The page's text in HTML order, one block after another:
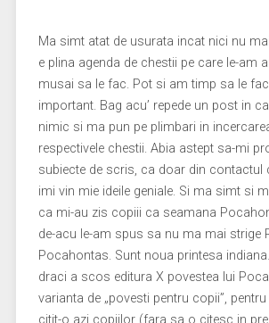
Ma simt atat de usurata incat nici nu
e plina agenda de chestii pe care le-am
musai sa le fac. Pot si am timp sa le
important. Bag acu’ repede un post in
nimic si ma pun pe plimbari in
respectivele chestii. Abia astept sa-mi
subiecte de scris, ca doar din contactul
imi vin mie ideile geniale. Si ma simt si
ca mi-au zis copiii ca seamana
de-acu le-am spus sa nu ma mai strige
Pocahontas. Sunt noua printesa
draci a scos editura X povestea lui
varianta de „povesti pentru copii”,
citit-o azi copiilor (fara sa o citesc in